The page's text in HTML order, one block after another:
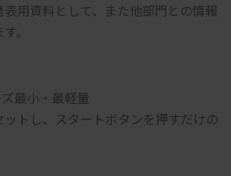
用資料として、また他部門との情報
。
最小・最軽量
トし、スタートボタンを押すだけの